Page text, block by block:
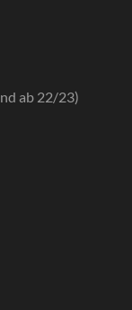
ab 22/23)